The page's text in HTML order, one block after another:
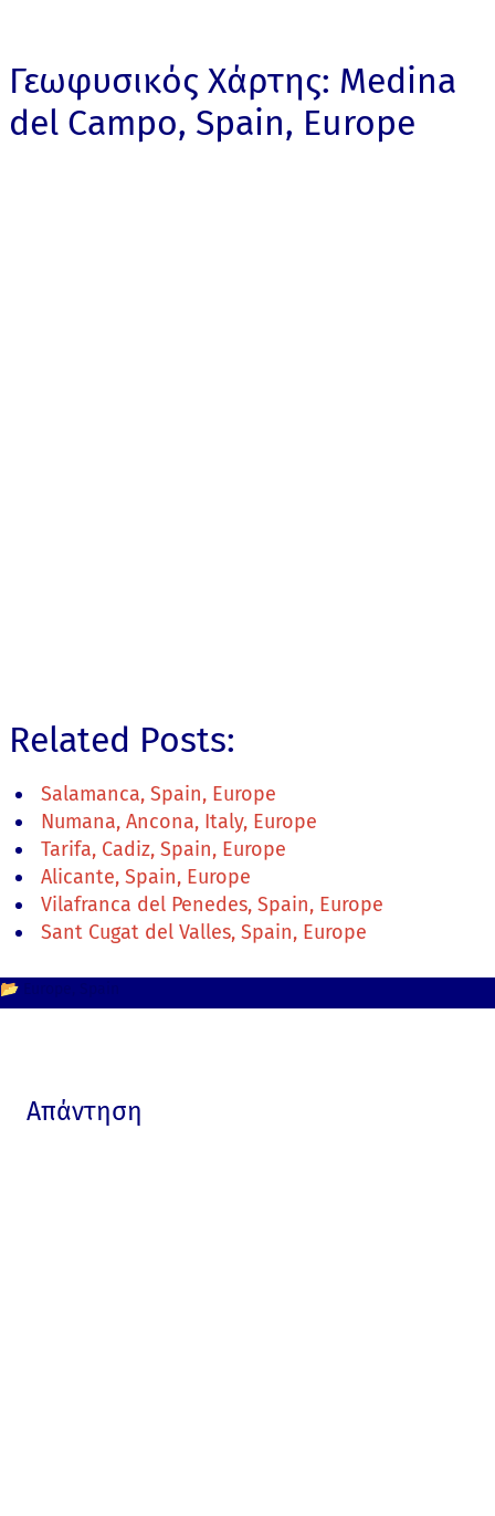
Γεωφυσικός Χάρτης: Medina
del Campo, Spain, Europe
Related Posts:
Salamanca, Spain, Europe
Numana, Ancona, Italy, Europe
Tarifa, Cadiz, Spain, Europe
Alicante, Spain, Europe
Vilafranca del Penedes, Spain, Europe
Sant Cugat del Valles, Spain, Europe
📂
Απάντηση